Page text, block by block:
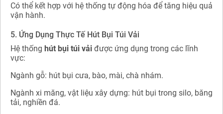
Có thể kết hợp với hệ thống tự động hóa để tăng hiệu quả
vận hành.
5. Ứng Dụng Thực Tế Hút Bụi Túi Vải
Hệ thống hút bụi túi vải được ứng dụng trong các lĩnh
vực:
Ngành gỗ: hút bụi cưa, bào, mài, chà nhám.
Ngành xi măng, vật liệu xây dựng: hút bụi trong silo, băng
tải, nghiền đá.